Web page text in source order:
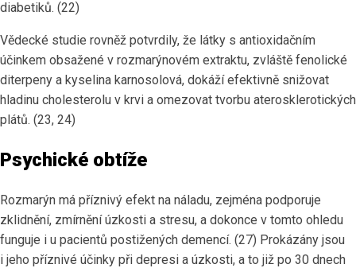
diabetiků. (22)
Vědecké studie rovněž potvrdily, že látky s antioxidačním
účinkem obsažené v rozmarýnovém extraktu, zvláště fenolické
diterpeny a kyselina karnosolová, dokáží efektivně snižovat
hladinu cholesterolu v krvi a omezovat tvorbu aterosklerotických
plátů. (23, 24)
Psychické obtíže
Rozmarýn má příznivý efekt na náladu, zejména podporuje
zklidnění, zmírnění úzkosti a stresu, a dokonce v tomto ohledu
funguje i u pacientů postižených demencí. (27) Prokázány jsou
i jeho příznivé účinky při depresi a úzkosti, a to již po 30 dnech